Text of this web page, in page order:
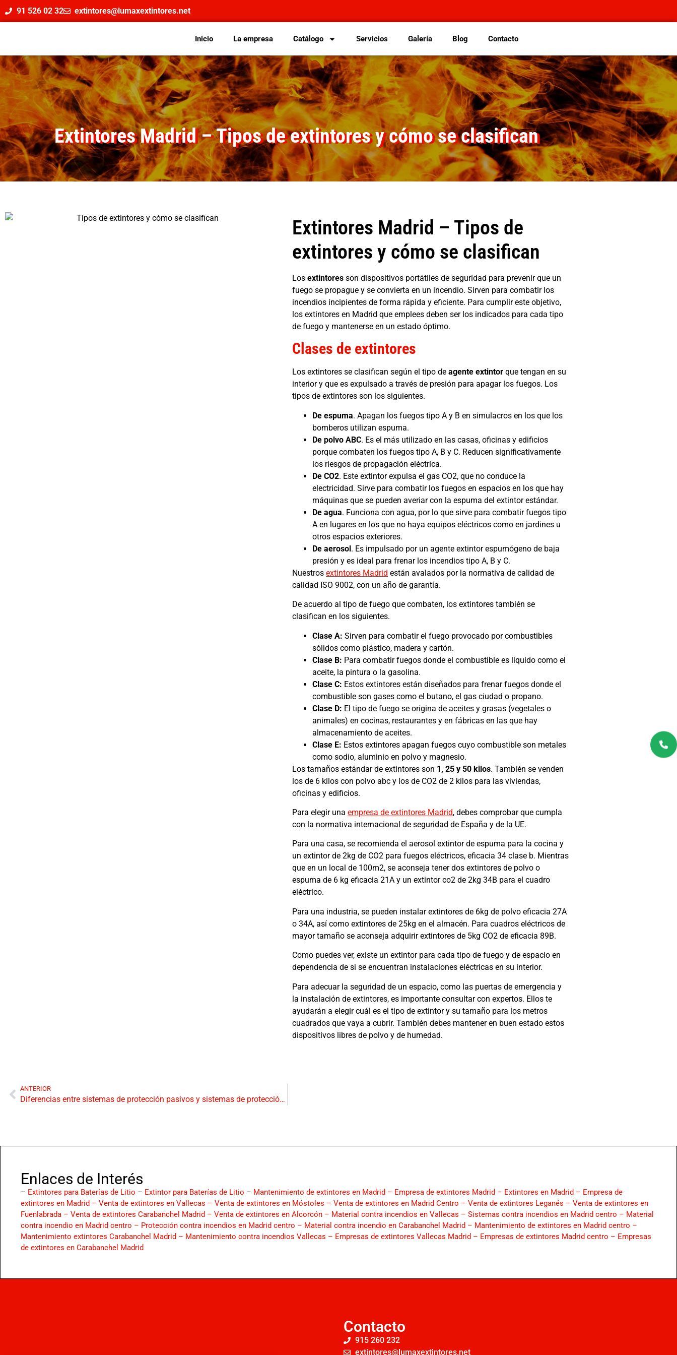
91 526 02 32 extintores@lumaxextintores.net
Inicio La empresa Catálogo Servicios Galería Blog Contacto
Extintores Madrid – Tipos de extintores y cómo se clasifican
Extintores Madrid – Tipos de
extintores y cómo se clasifican
Los extintores son dispositivos portátiles de seguridad para prevenir que un
fuego se propague y se convierta en un incendio. Sirven para combatir los
incendios incipientes de forma rápida y eficiente. Para cumplir este objetivo,
los extintores en Madrid que emplees deben ser los indicados para cada tipo
de fuego y mantenerse en un estado óptimo.
Clases de extintores
Los extintores se clasifican según el tipo de agente extintor que tengan en su
interior y que es expulsado a través de presión para apagar los fuegos. Los
tipos de extintores son los siguientes.
De espuma. Apagan los fuegos tipo A y B en simulacros en los que los
bomberos utilizan espuma.
De polvo ABC. Es el más utilizado en las casas, oficinas y edificios
porque combaten los fuegos tipo A, B y C. Reducen significativamente
los riesgos de propagación eléctrica.
De CO2. Este extintor expulsa el gas CO2, que no conduce la
electricidad. Sirve para combatir los fuegos en espacios en los que hay
máquinas que se pueden averiar con la espuma del extintor estándar.
De agua. Funciona con agua, por lo que sirve para combatir fuegos tipo
A en lugares en los que no haya equipos eléctricos como en jardines u
otros espacios exteriores.
De aerosol. Es impulsado por un agente extintor espumógeno de baja
presión y es ideal para frenar los incendios tipo A, B y C.
Nuestros extintores Madrid están avalados por la normativa de calidad de
calidad ISO 9002, con un año de garantía.
De acuerdo al tipo de fuego que combaten, los extintores también se
clasifican en los siguientes.
Clase A: Sirven para combatir el fuego provocado por combustibles
sólidos como plástico, madera y cartón.
Clase B: Para combatir fuegos donde el combustible es líquido como el
aceite, la pintura o la gasolina.
Clase C: Estos extintores están diseñados para frenar fuegos donde el
combustible son gases como el butano, el gas ciudad o propano.
Clase D: El tipo de fuego se origina de aceites y grasas (vegetales o
animales) en cocinas, restaurantes y en fábricas en las que hay
almacenamiento de aceites.
Clase E: Estos extintores apagan fuegos cuyo combustible son metales
como sodio, aluminio en polvo y magnesio.
Los tamaños estándar de extintores son 1, 25 y 50 kilos. También se venden
los de 6 kilos con polvo abc y los de CO2 de 2 kilos para las viviendas,
oficinas y edificios.
Para elegir una empresa de extintores Madrid, debes comprobar que cumpla
con la normativa internacional de seguridad de España y de la UE.
Para una casa, se recomienda el aerosol extintor de espuma para la cocina y
un extintor de 2kg de CO2 para fuegos eléctricos, eficacia 34 clase b. Mientras
que en un local de 100m2, se aconseja tener dos extintores de polvo o
espuma de 6 kg eficacia 21A y un extintor co2 de 2kg 34B para el cuadro
eléctrico.
Para una industria, se pueden instalar extintores de 6kg de polvo eficacia 27A
o 34A, así como extintores de 25kg en el almacén. Para cuadros eléctricos de
mayor tamaño se aconseja adquirir extintores de 5kg CO2 de eficacia 89B.
Como puedes ver, existe un extintor para cada tipo de fuego y de espacio en
dependencia de si se encuentran instalaciones eléctricas en su interior.
Para adecuar la seguridad de un espacio, como las puertas de emergencia y
la instalación de extintores, es importante consultar con expertos. Ellos te
ayudarán a elegir cuál es el tipo de extintor y su tamaño para los metros
cuadrados que vaya a cubrir. También debes mantener en buen estado estos
dispositivos libres de polvo y de humedad.
ANTERIOR
Diferencias entre sistemas de protección pasivos y sistemas de protección activos
Enlaces de Interés
– Extintores para Baterías de Litio – Extintor para Baterías de Litio – Mantenimiento de extintores en Madrid – Empresa de extintores Madrid – Extintores en Madrid – Empresa de
extintores en Madrid – Venta de extintores en Vallecas – Venta de extintores en Móstoles – Venta de extintores en Madrid Centro – Venta de extintores Leganés – Venta de extintores en
Fuenlabrada – Venta de extintores Carabanchel Madrid – Venta de extintores en Alcorcón – Material contra incendios en Vallecas – Sistemas contra incendios en Madrid centro – Material
contra incendio en Madrid centro – Protección contra incendios en Madrid centro – Material contra incendio en Carabanchel Madrid – Mantenimiento de extintores en Madrid centro –
Mantenimiento extintores Carabanchel Madrid – Mantenimiento contra incendios Vallecas – Empresas de extintores Vallecas Madrid – Empresas de extintores Madrid centro – Empresas
de extintores en Carabanchel Madrid
Contacto
915 260 232
extintores@lumaxextintores.net